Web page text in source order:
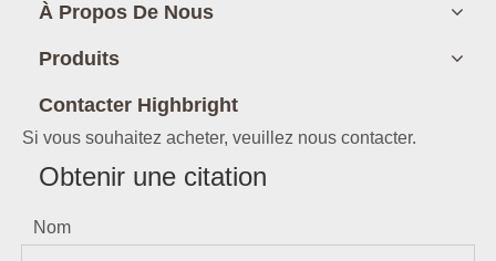
À Propos De Nous
Produits
Contacter Highbright
Si vous souhaitez acheter, veuillez nous contacter.
Obtenir une citation
Nom